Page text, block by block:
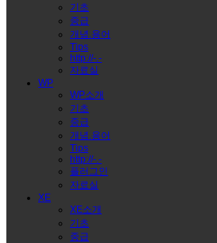
기초
중급
개념.용어
Tips
http://-.-
자료실
WP
WP소개
기초
중급
개념.용어
Tips
http://-.-
플러그인
자료실
XE
XE소개
기초
중급